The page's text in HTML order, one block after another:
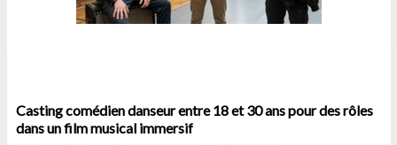
Casting comédien danseur entre 18 et 30 ans pour des rôles
dans un film musical immersif